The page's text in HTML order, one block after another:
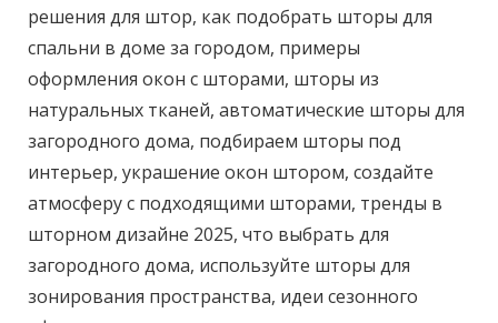
решения для штор, как подобрать шторы для
спальни в доме за городом, примеры
оформления окон с шторами, шторы из
натуральных тканей, автоматические шторы для
загородного дома, подбираем шторы под
интерьер, украшение окон штором, создайте
атмосферу с подходящими шторами, тренды в
шторном дизайне 2025, что выбрать для
загородного дома, используйте шторы для
зонирования пространства, идеи сезонного